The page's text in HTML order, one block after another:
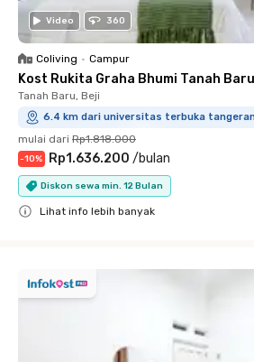
Video 360
Coliving • Campur
Kost Rukita Graha Bhumi Tanah
Tanah Baru, Beji
6.4 km dari universitas terbuka
mulai dari Rp1.818.000
-10% Rp1.636.200 /bulan
Diskon sewa min. 12 Bulan
Lihat info lebih banyak